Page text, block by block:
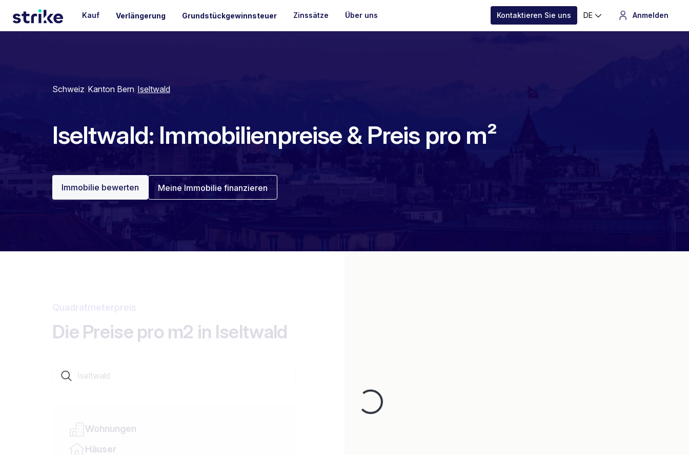
Kauf Verlängerung Grundstückgewinnsteuer Zinssätze Über uns Kontaktieren Sie uns DE Anmelden
Schweiz/Kanton Bern/Iseltwald
Iseltwald: Immobilienpreise & Preis pro m²
Immobilie bewerten Meine Immobilie finanzieren
Loading...
Quadratmeterpreis
Die Preise pro m2 in Iseltwald
Wohnungen
Häuser